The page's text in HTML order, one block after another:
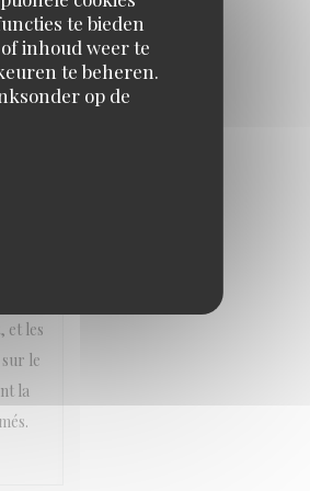
te bieden
inhoud weer te
te beheren.
op de
: 5/5
et les
le
la